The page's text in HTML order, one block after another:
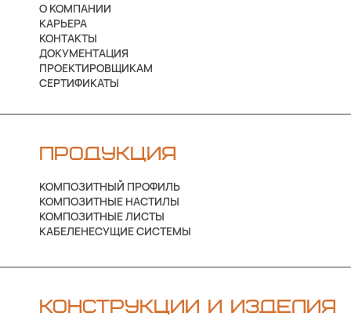
О КОМПАНИИ
КАРЬЕРА
КОНТАКТЫ
ДОКУМЕНТАЦИЯ
ПРОЕКТИРОВЩИКАМ
СЕРТИФИКАТЫ
ПРОДУКЦИЯ
КОМПОЗИТНЫЙ ПРОФИЛЬ
КОМПОЗИТНЫЕ НАСТИЛЫ
КОМПОЗИТНЫЕ ЛИСТЫ
КАБЕЛЕНЕСУЩИЕ СИСТЕМЫ
КОНСТРУКЦИИ И ИЗДЕЛИЯ